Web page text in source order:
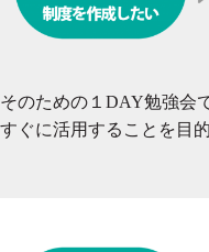
そのための１DAY勉強会
すぐに活用することを目